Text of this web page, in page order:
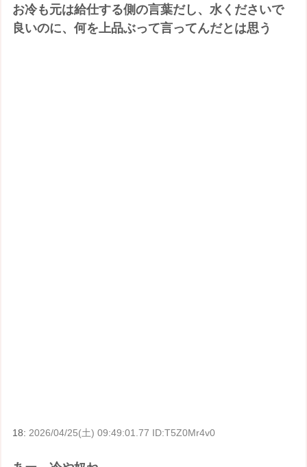
お冷も元は給仕する側の言葉だし、水くださいで
良いのに、何を上品ぶって言ってんだとは思う
18: 2026/04/25(土) 09:49:01.77 ID:T5Z0Mr4v0